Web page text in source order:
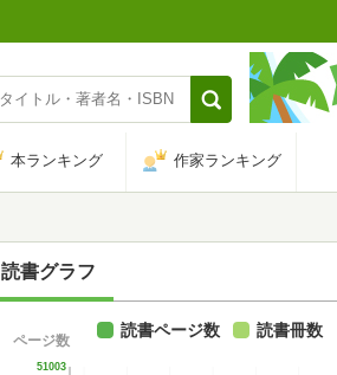
本ランキング 作家ランキング
読書グラフ
51003
ページ数
読書ページ数 読書冊数